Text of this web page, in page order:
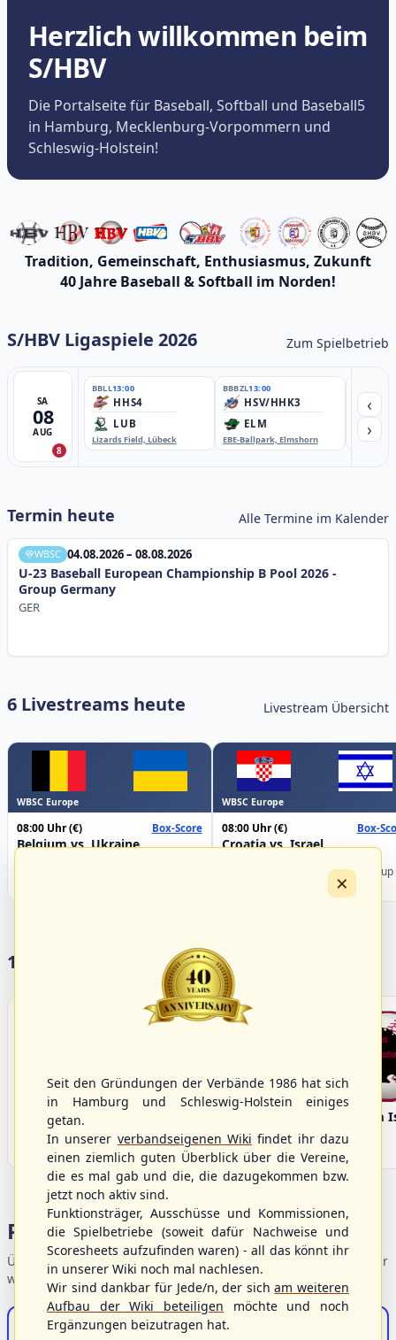
Herzlich willkommen beim
S/HBV
Die Portalseite für Baseball, Softball und Baseball5
in Hamburg, Mecklenburg-Vorpommern und
Schleswig-Holstein!
Tradition, Gemeinschaft, Enthusiasmus, Zukunft
40 Jahre Baseball & Softball im Norden!
S/HBV Ligaspiele 2026 Zum Spielbetrieb
SA
08
AUG
8
BBLL13:00
HHS4
LUB
Lizards Field, Lübeck
BBBZL13:00
HSV/HHK3
ELM
EBE-Ballpark, Elmshorn
‹
›
Termin heute Alle Termine im Kalender
WBSC 04.08.2026 – 08.08.2026
U-23 Baseball European Championship B Pool 2026 -
Group Germany
GER
6 Livestreams heute Livestream Übersicht
WBSC Europe
08:00 Uhr(€) Box-Score
Belgium vs. Ukraine
WBSC Europe
08:00 Uhr(€) Box-
Croatia vs. Israel
Championship B Pool 2026 - Group
17 Vereine im S/HBV
Bargenstedt
Beavers
Fehmarn
Portalbereiche
Übersicht der Verbandsbereiche – wählen Sie einen Einstieg für
weiterführende Informationen.
S/HBV-Shop
×
Seit den Gründungen der Verbände 1986 hat sich
in Hamburg und Schleswig-Holstein einiges
getan.
In unserer verbandseigenen Wiki findet ihr dazu
einen ziemlich guten Überblick über die Vereine,
die es mal gab und die, die dazugekommen bzw.
jetzt noch aktiv sind.
Funktionsträger, Ausschüsse und Kommissionen,
die Spielbetriebe (soweit dafür Nachweise und
Scoresheets aufzufinden waren) - all das könnt ihr
in unserer Wiki noch mal nachlesen.
Wir sind dankbar für Jede/n, der sicham weiteren
Aufbau der Wiki beteiligen möchte und noch
Ergänzungen beizutragen hat.